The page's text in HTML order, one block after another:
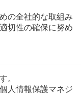
の全社的な取組み
切性の確保に努め
。
人情報保護マネジ